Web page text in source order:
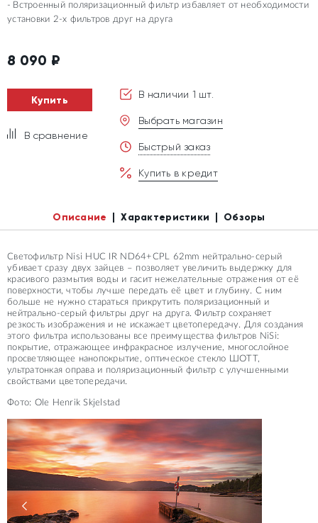
Встроенный поляризационный фильтр избавляет от необходимости
установки 2-х фильтров друг на друга
8 090 ₽
Купить
В сравнение
В наличии 1 шт.
Выбрать магазин
Быстрый заказ
Купить в кредит
Описание Характеристики Обзоры
Светофильтр Nisi HUC IR ND64+CPL 62mm нейтрально-серый
убивает сразу двух зайцев – позволяет увеличить выдержку для
красивого размытия воды и гасит нежелательные отражения от её
поверхности, чтобы лучше передать её цвет и глубину. С ним
больше не нужно стараться прикрутить поляризационный и
нейтрально-серый фильтры друг на друга. Фильтр сохраняет
резкость изображения и не искажает цветопередачу. Для создания
этого фильтра использованы все преимущества фильтров NiSi:
покрытие, отражающее инфракрасное излучение, многослойное
просветляющее нанопокрытие, оптическое стекло ШОТТ,
ультратонкая оправа и поляризационный фильтр с улучшенными
свойствами цветопередачи.
Фото: Ole Henrik Skjelstad